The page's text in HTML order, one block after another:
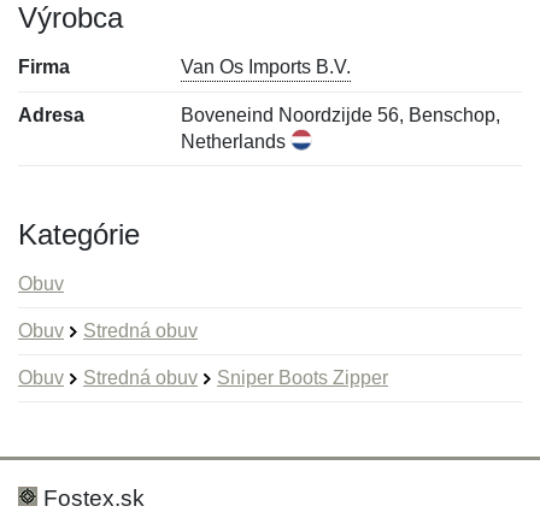
Výrobca
Firma Van Os Imports B.V.
Adresa
Boveneind Noordzijde 56, Benschop,
Netherlands
Kategórie
Obuv
Obuv Stredná obuv
Obuv Stredná obuv Sniper Boots Zipper
Hodnotenie:
Meno:
Fostex.sk